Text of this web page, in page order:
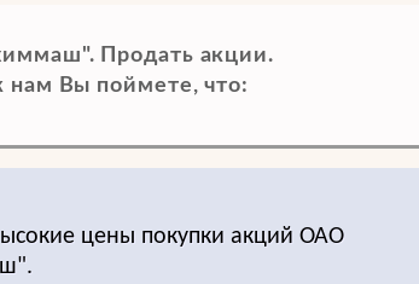
Продать акции.
нам Вы поймете, что:
цены покупки акций ОАО